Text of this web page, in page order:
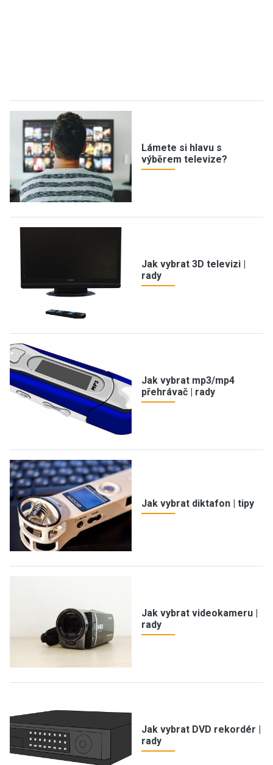
Lámete si hlavu s
výběrem televize?
Jak vybrat 3D televizi |
rady
Jak vybrat mp3/mp4
přehrávač | rady
Jak vybrat diktafon | tipy
Jak vybrat videokameru |
rady
Jak vybrat DVD rekordér |
rady